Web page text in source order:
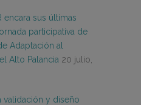
encara sus últimas
participativa de
Adaptación al
Alto Palancia 20 julio,
validación y diseño